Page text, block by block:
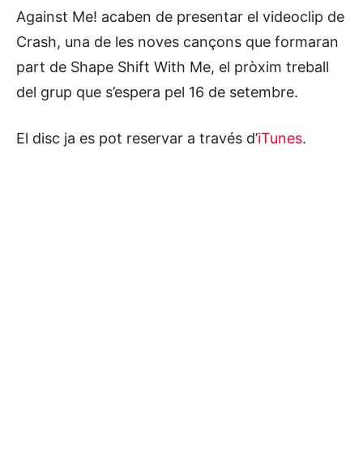
Against Me! acaben de presentar el videoclip de
Crash, una de les noves cançons que formaran
part de Shape Shift With Me, el pròxim treball
del grup que s’espera pel 16 de setembre.
El disc ja es pot reservar a través d’iTunes.